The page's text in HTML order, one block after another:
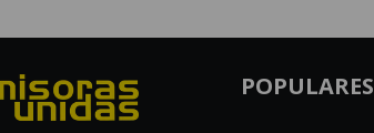
POPULARES